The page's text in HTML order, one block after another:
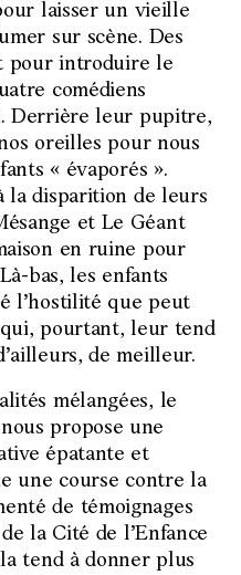
laisser un vieille
sur scène. Des
pour introduire le
comédiens
Derrière leur pupitre,
oreilles pour nous
« évaporés ».
la disparition de leurs
et Le Géant
en ruine pour
bas, les enfants
l’hostilité que peut
pourtant, leur tend
de meilleur.
mélangées, le
propose une
épatante et
une course contre la
de témoignages
la Cité de l’Enfance
tend à donner plus